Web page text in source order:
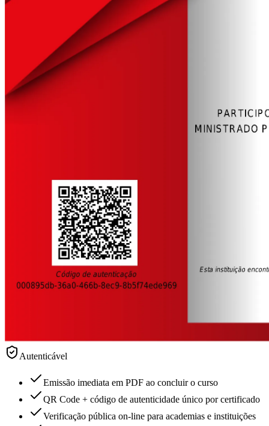
Autenticável
Emissão imediata em PDF ao concluir o curso
QR Code + código de autenticidade único por certificado
Verificação pública on-line para academias e instituições